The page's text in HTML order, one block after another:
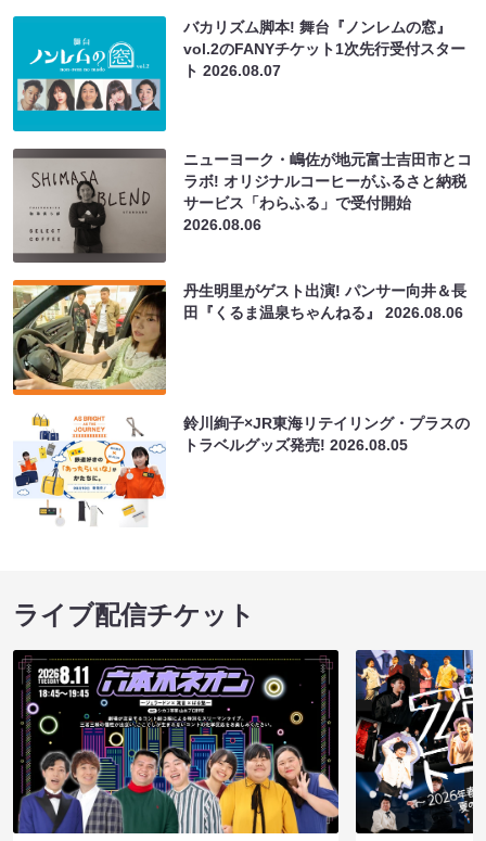
バカリズム脚本! 舞台『ノンレムの窓』
vol.2のFANYチケット1次先行受付スター
ト2026.08.07
ニューヨーク・嶋佐が地元富士吉田市とコ
ラボ! オリジナルコーヒーがふるさと納税
サービス「わらふる」で受付開始
2026.08.06
丹生明里がゲスト出演! パンサー向井＆長
田『くるま温泉ちゃんねる』2026.08.06
鈴川絢子×JR東海リテイリング・プラスの
トラベルグッズ発売!2026.08.05
ライブ配信チケット